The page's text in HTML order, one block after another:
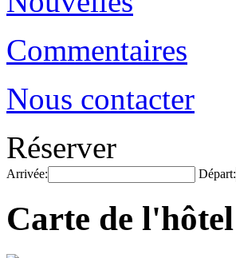
Commentaires
Nous contacter
Réserver
Arrivée: Départ:
Carte de l'hôtel